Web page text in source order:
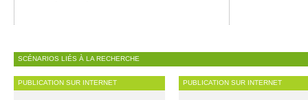
SCÉNARIOS LIÉS À LA RECHERCHE
PUBLICATION SUR INTERNET PUBLICATION SUR INTERNET